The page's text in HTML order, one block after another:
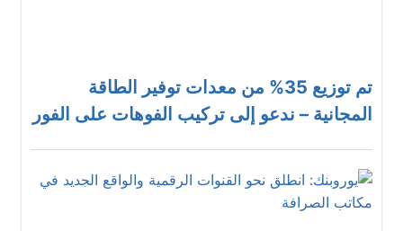
تم توزيع 35% من معدات توفير الطاقة
المجانية – ندعو إلى تركيب الفوهات على الفور